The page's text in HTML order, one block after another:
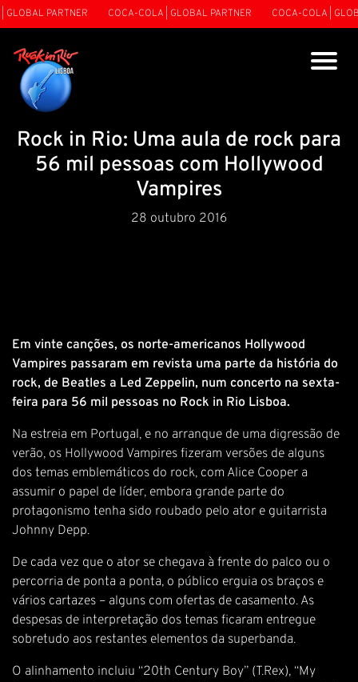
PARTNER COCA-COLA | GLOBAL PARTNER COCA-COLA |
Rock in Rio: Uma aula de rock para
56 mil pessoas com Hollywood
Vampires
28 outubro 2016
Em vinte canções, os norte-americanos Hollywood
Vampires passaram em revista uma parte da história do
rock, de Beatles a Led Zeppelin, num concerto na sexta-
feira para 56 mil pessoas no Rock in Rio Lisboa.
Na estreia em Portugal, e no arranque de uma digressão de
verão, os Hollywood Vampires fizeram versões de alguns
dos temas emblemáticos do rock, com Alice Cooper a
assumir o papel de líder, embora grande parte do
protagonismo tenha sido roubado pelo ator e guitarrista
Johnny Depp.
De cada vez que o ator se chegava à frente do palco ou o
percorria de ponta a ponta, o público erguia os braços e
vários cartazes – alguns com ofertas de casamento. As
despesas de interpretação dos temas ficaram entregue
sobretudo aos restantes elementos da superbanda.
O alinhamento incluiu “20th Century Boy” (T.Rex), “My